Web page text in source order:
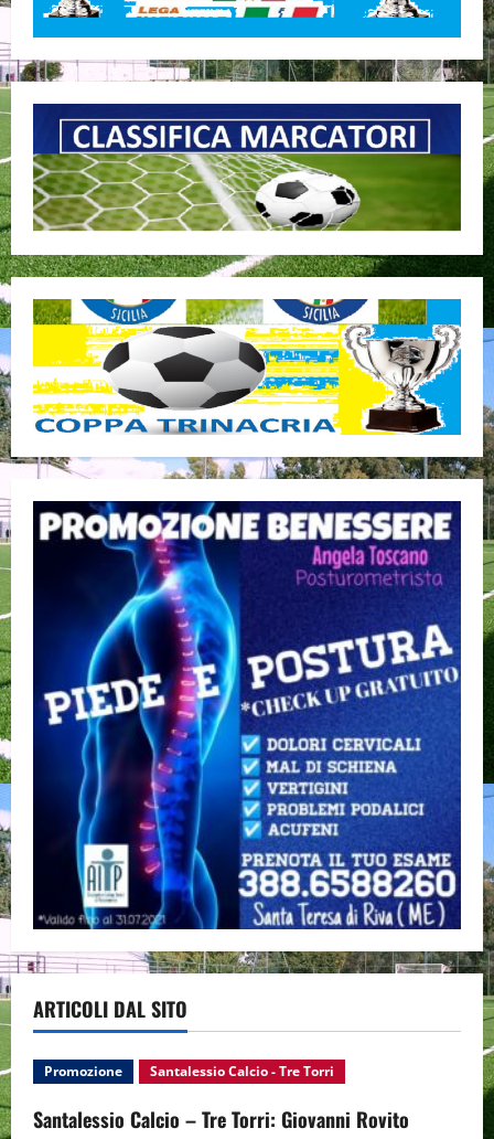
ARTICOLI DAL SITO
Promozione Santalessio Calcio - Tre Torri
Santalessio Calcio – Tre Torri: Giovanni Rovito